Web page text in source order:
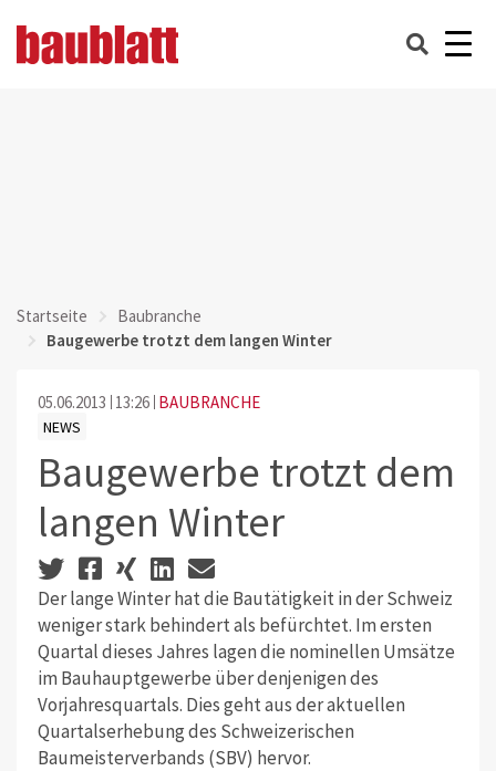
Startseite
Baubranche
Baugewerbe trotzt dem langen Winter
05.06.2013 13:26 BAUBRANCHE
NEWS
Baugewerbe trotzt dem
langen Winter
Der lange Winter hat die Bautätigkeit in der Schweiz
weniger stark behindert als befürchtet. Im ersten
Quartal dieses Jahres lagen die nominellen Umsätze
im Bauhauptgewerbe über denjenigen des
Vorjahresquartals. Dies geht aus der aktuellen
Quartalserhebung des Schweizerischen
Baumeisterverbands (SBV) hervor.